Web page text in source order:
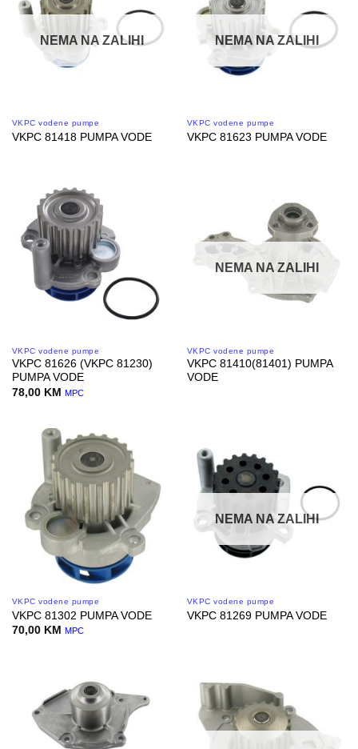
NEMA NA ZALIHI
VKPC vodene pumpe
VKPC 81418 PUMPA VODE
NEMA NA ZALIHI
VKPC vodene pumpe
VKPC 81623 PUMPA VODE
VKPC vodene pumpe
VKPC 81626 (VKPC 81230)
PUMPA VODE
78,00 KM MPC
NEMA NA ZALIHI
VKPC vodene pumpe
VKPC 81410(81401) PUMPA
VODE
VKPC vodene pumpe
VKPC 81302 PUMPA VODE
70,00 KM MPC
NEMA NA ZALIHI
VKPC vodene pumpe
VKPC 81269 PUMPA VODE